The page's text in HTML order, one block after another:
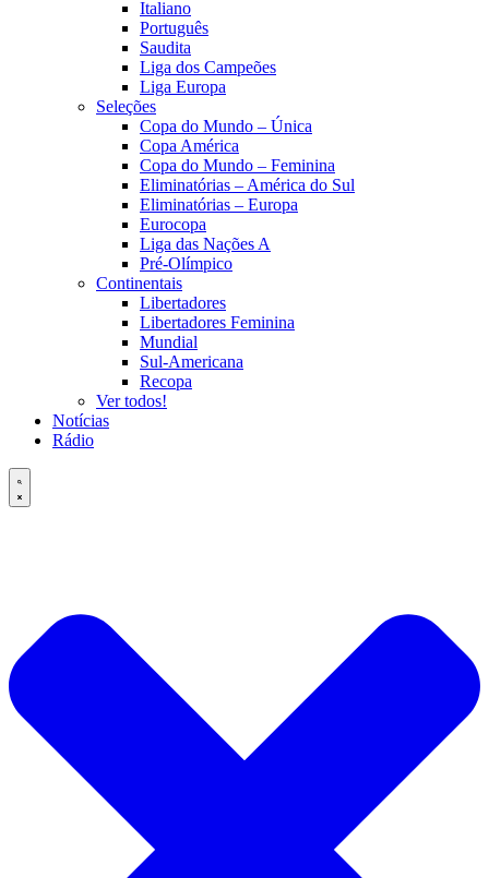
Italiano
Português
Saudita
Liga dos Campeões
Liga Europa
Seleções
Copa do Mundo – Única
Copa América
Copa do Mundo – Feminina
Eliminatórias – América do Sul
Eliminatórias – Europa
Eurocopa
Liga das Nações A
Pré-Olímpico
Continentais
Libertadores
Libertadores Feminina
Mundial
Sul-Americana
Recopa
Ver todos!
Notícias
Rádio